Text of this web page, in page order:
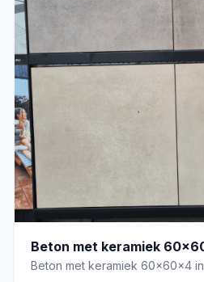
Beton met keramiek
Beton met keramiek 60x60x4